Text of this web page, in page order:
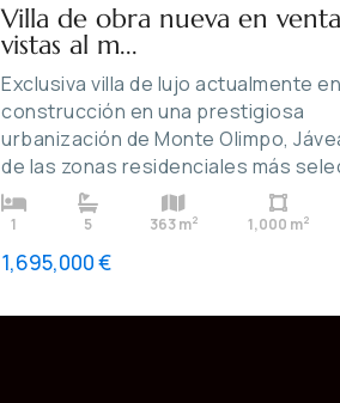
Villa de obra nueva en
vistas al m...
Exclusiva villa de lujo actualmente en
construcción en una prestigiosa
urbanización de Monte Olimpo,
de las zonas residenciales más
1 5 363 m2 1,000 m2
1,695,000 €